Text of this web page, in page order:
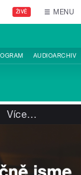
ŽIVĚ MENU
AUDIOARCHIV
Více…